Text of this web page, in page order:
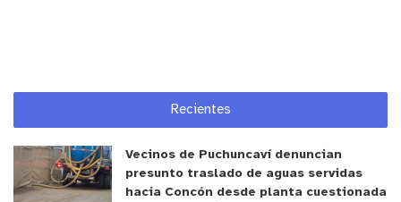
participaron de los talleres 2023”, explicó.
Recientes
Vecinos de Puchuncaví denuncian
presunto traslado de aguas servidas
hacia Concón desde planta cuestionada